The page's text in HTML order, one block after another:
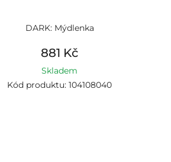
DARK: Mýdlenka
881 Kč
Skladem
Kód produktu: 104108040